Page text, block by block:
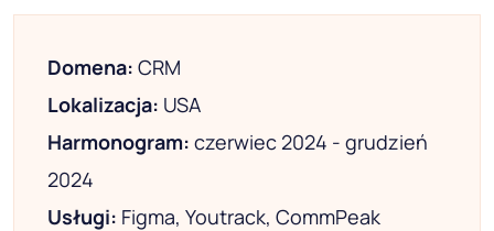
Domena: CRM
Lokalizacja: USA
Harmonogram: czerwiec 2024 - grudzień
2024
Usługi: Figma, Youtrack, CommPeak